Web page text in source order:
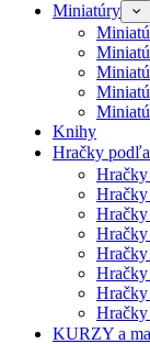
Miniatúry
Knihy
Hračky
Hračky
Hračky
Hračky
KURZY a